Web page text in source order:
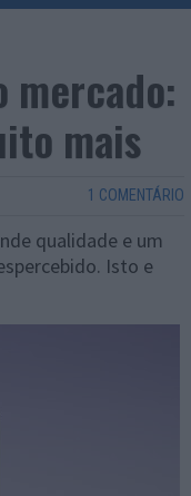
mercado:
mais
1 COMENTÁRIO
qualidade e um
Isto e